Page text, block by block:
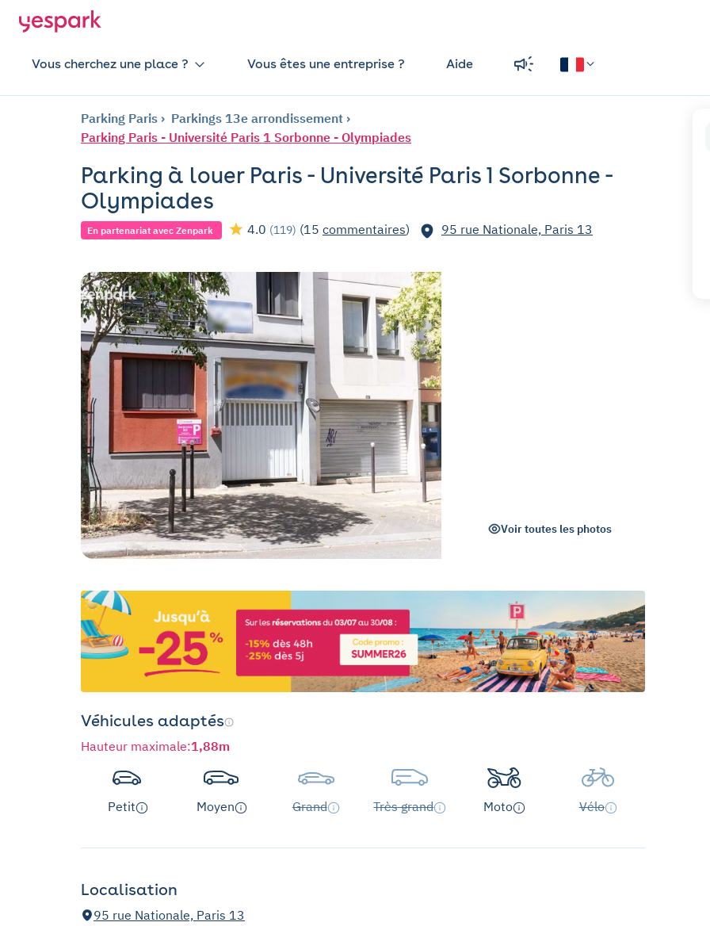
Vous cherchez une place ? Vous êtes une entreprise ? Aide
Parking Paris
Parkings 13e arrondissement
Parking Paris - Université Paris 1 Sorbonne - Olympiades
Parking à louer Paris - Université Paris 1 Sorbonne -
Olympiades
En partenariat avec Zenpark 4.0 (119) (15 commentaires) 95 rue Nationale, Paris 13
Voir toutes les photos
Véhicules adaptés
Hauteur maximale:1,88m
Petit Moyen Grand Très grand Moto Vélo
Localisation
95 rue Nationale, Paris 13